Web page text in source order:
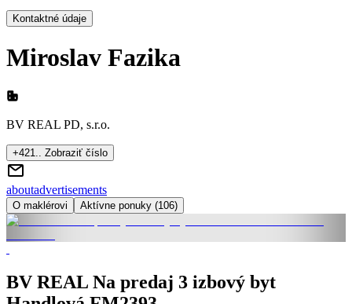
Kontaktné údaje
Miroslav Fazika
BV REAL PD, s.r.o.
+421.. Zobraziť číslo
aboutadvertisements
O maklérovi Aktívne ponuky (106)
BV REAL Na predaj 3 izbový byt